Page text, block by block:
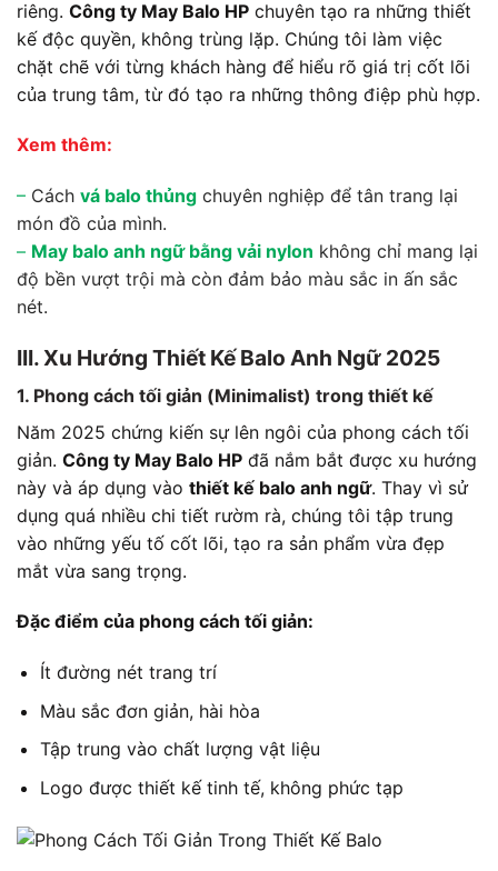
riêng. Công ty May Balo HP chuyên tạo ra những thiết
kế độc quyền, không trùng lặp. Chúng tôi làm việc
chặt chẽ với từng khách hàng để hiểu rõ giá trị cốt lõi
của trung tâm, từ đó tạo ra những thông điệp phù hợp.
Xem thêm:
– Cách vá balo thủng chuyên nghiệp để tân trang lại
món đồ của mình.
– May balo anh ngữ bằng vải nylon không chỉ mang lại
độ bền vượt trội mà còn đảm bảo màu sắc in ấn sắc
nét.
III. Xu Hướng Thiết Kế Balo Anh Ngữ 2025
1. Phong cách tối giản (Minimalist) trong thiết kế
Năm 2025 chứng kiến sự lên ngôi của phong cách tối
giản. Công ty May Balo HP đã nắm bắt được xu hướng
này và áp dụng vào thiết kế balo anh ngữ. Thay vì sử
dụng quá nhiều chi tiết rườm rà, chúng tôi tập trung
vào những yếu tố cốt lõi, tạo ra sản phẩm vừa đẹp
mắt vừa sang trọng.
Đặc điểm của phong cách tối giản:
Ít đường nét trang trí
Màu sắc đơn giản, hài hòa
Tập trung vào chất lượng vật liệu
Logo được thiết kế tinh tế, không phức tạp